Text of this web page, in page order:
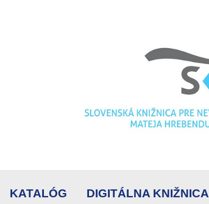
KATALÓG DIGITÁLNA KNIŽNICA